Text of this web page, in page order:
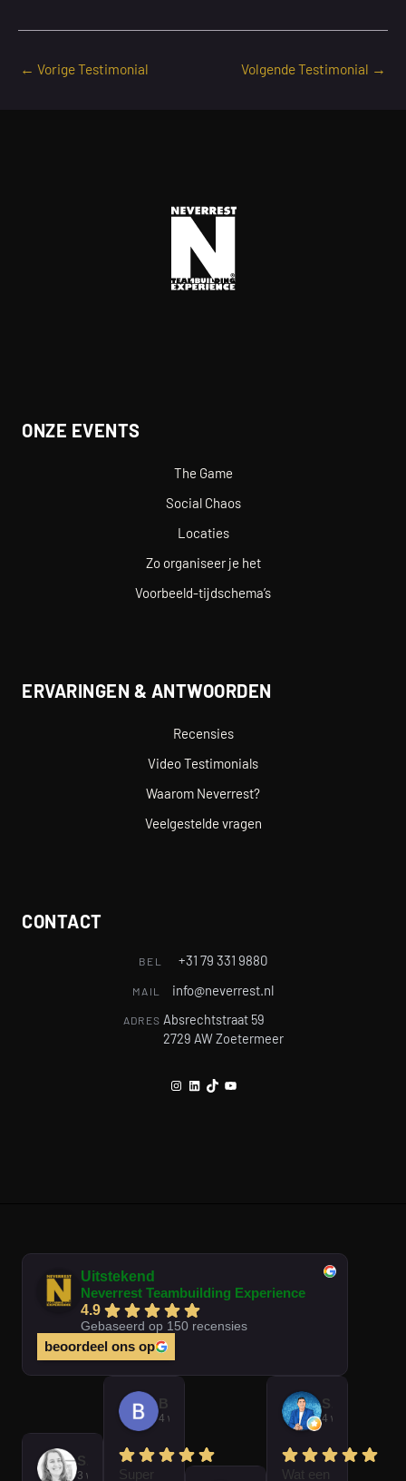
← Vorige Testimonial Volgende Testimonial →
ONZE EVENTS
The Game
Social Chaos
Locaties
Zo organiseer je het
Voorbeeld-tijdschema’s
ERVARINGEN & ANTWOORDEN
Recensies
Video Testimonials
Waarom Neverrest?
Veelgestelde vragen
CONTACT
BEL +31 79 331 9880
MAIL info@neverrest.nl
ADRES Absrechtstraat 59
2729 AW Zoetermeer
Instagram
LinkedIn
TikTokYouTube
Uitstekend
Neverrest Teambuilding Experience
4.9
Gebaseerd op 150 recensies
beoordeel ons op
3 weken geleden
4 weken geleden
Super
4 weken geleden
Wat een